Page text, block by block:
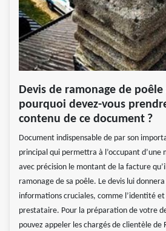
Devis de ramonage de
pourquoi devez-vous
contenu de ce document ?
Document indispensable de par son
principal qui permettra à l’occupant d’une
avec précision le montant de la facture
ramonage de sa poêle. Le devis lui
informations cruciales, comme l’identité
prestataire. Pour la préparation de votre
pouvez appeler les chargés de clientèle de